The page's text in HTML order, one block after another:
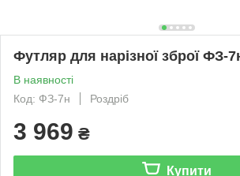
Футляр для нарізної зброї ФЗ-
В наявності
Код: ФЗ-7н
Роздріб
3 969 ₴
Купити